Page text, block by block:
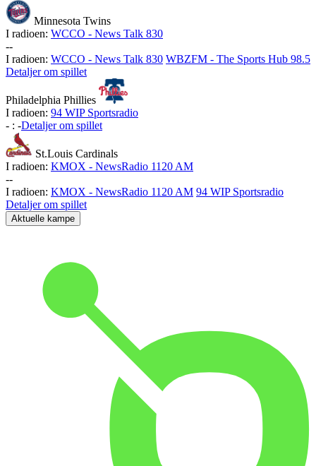
Minnesota Twins
I radioen: WCCO - News Talk 830
--
I radioen: WCCO - News Talk 830 WBZFM - The Sports Hub 98.5
Detaljer om spillet
Philadelphia Phillies
I radioen: 94 WIP Sportsradio
- : -Detaljer om spillet
St.Louis Cardinals
I radioen: KMOX - NewsRadio 1120 AM
--
I radioen: KMOX - NewsRadio 1120 AM 94 WIP Sportsradio
Detaljer om spillet
Aktuelle kampe